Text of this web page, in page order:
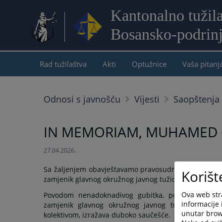
Kantonalno
Bosansko-
Rad tužilaštva Akti Optužnice Vaša
Odnosi s javnošću Vijesti
IN MEMORIAM, MUHAMED
27.04.2026.
Sa žaljenjem obavještavamo pravosudnu zajednicu
zamjenik glavnog okružnog javnog tužioca
Povodom nenadoknadivog gubitka, porodici
zamjenik glavnog okružnog javnog tužioca
kolektivom, izražava duboko saučešće.
Ova web
informacije
unutar